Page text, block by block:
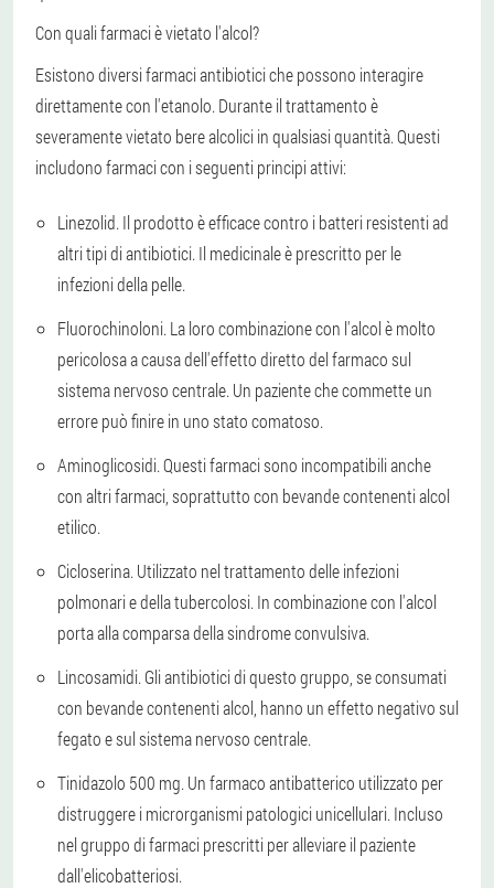
Con quali farmaci è vietato l'alcol?
Esistono diversi farmaci antibiotici che possono interagire
direttamente con l'etanolo. Durante il trattamento è
severamente vietato bere alcolici in qualsiasi quantità. Questi
includono farmaci con i seguenti principi attivi:
Linezolid. Il prodotto è efficace contro i batteri resistenti ad
altri tipi di antibiotici. Il medicinale è prescritto per le
infezioni della pelle.
Fluorochinoloni. La loro combinazione con l'alcol è molto
pericolosa a causa dell'effetto diretto del farmaco sul
sistema nervoso centrale. Un paziente che commette un
errore può finire in uno stato comatoso.
Aminoglicosidi. Questi farmaci sono incompatibili anche
con altri farmaci, soprattutto con bevande contenenti alcol
etilico.
Cicloserina. Utilizzato nel trattamento delle infezioni
polmonari e della tubercolosi. In combinazione con l'alcol
porta alla comparsa della sindrome convulsiva.
Lincosamidi. Gli antibiotici di questo gruppo, se consumati
con bevande contenenti alcol, hanno un effetto negativo sul
fegato e sul sistema nervoso centrale.
Tinidazolo 500 mg. Un farmaco antibatterico utilizzato per
distruggere i microrganismi patologici unicellulari. Incluso
nel gruppo di farmaci prescritti per alleviare il paziente
dall'elicobatteriosi.